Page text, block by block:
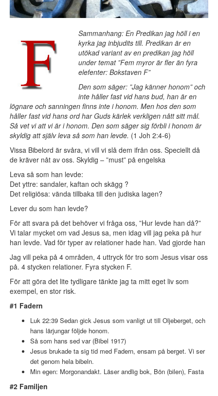
Sammanhang: En Predikan jag höll i en
kyrka jag inbjudits till. Predikan är en
utökad variant av en predikan jag höll
under temat ”Fem myror är fler än fyra
elefenter: Bokstaven F”
Den som säger: ”Jag känner honom” och
inte håller fast vid hans bud, han är en
lögnare och sanningen finns inte i honom. Men hos den som
håller fast vid hans ord har Guds kärlek verkligen nått sitt mål.
Så vet vi att vi är i honom. Den som säger sig förbli i honom är
skyldig att själv leva så som han levde. (1 Joh 2:4-6)
Vissa Bibelord är svåra, vi vill vi slå dem ifrån oss. Speciellt då
de kräver nåt av oss. Skyldig – ”must” på engelska
Leva så som han levde:
Det yttre: sandaler, kaftan och skägg ?
Det religiösa: vända tillbaka till den judiska lagen?
Lever du som han levde?
För att svara på det behöver vi fråga oss, ”Hur levde han då?”
Vi talar mycket om vad Jesus sa, men idag vill jag peka på hur
han levde. Vad för typer av relationer hade han. Vad gjorde han
Jag vill peka på 4 områden, 4 uttryck för tro som Jesus visar oss
på. 4 stycken relationer. Fyra stycken F.
För att göra det lite tydligare tänkte jag ta mitt eget liv som
exempel, en stor risk.
#1 Fadern
Luk 22:39 Sedan gick Jesus som vanligt ut till Oljeberget, och
hans lärjungar följde honom.
Så som hans sed var (Bibel 1917)
Jesus brukade ta sig tid med Fadern, ensam på berget. Vi ser
det genom hela bibeln.
Min egen: Morgonandakt. Läser andlig bok, Bön (bilen), Fasta
#2 Familjen